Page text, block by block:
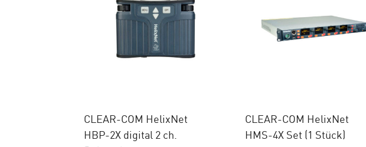
CLEAR-COM HelixNet
HBP-2X digital 2 ch.
CLEAR-COM HelixNet
HMS-4X Set (1 Stück)